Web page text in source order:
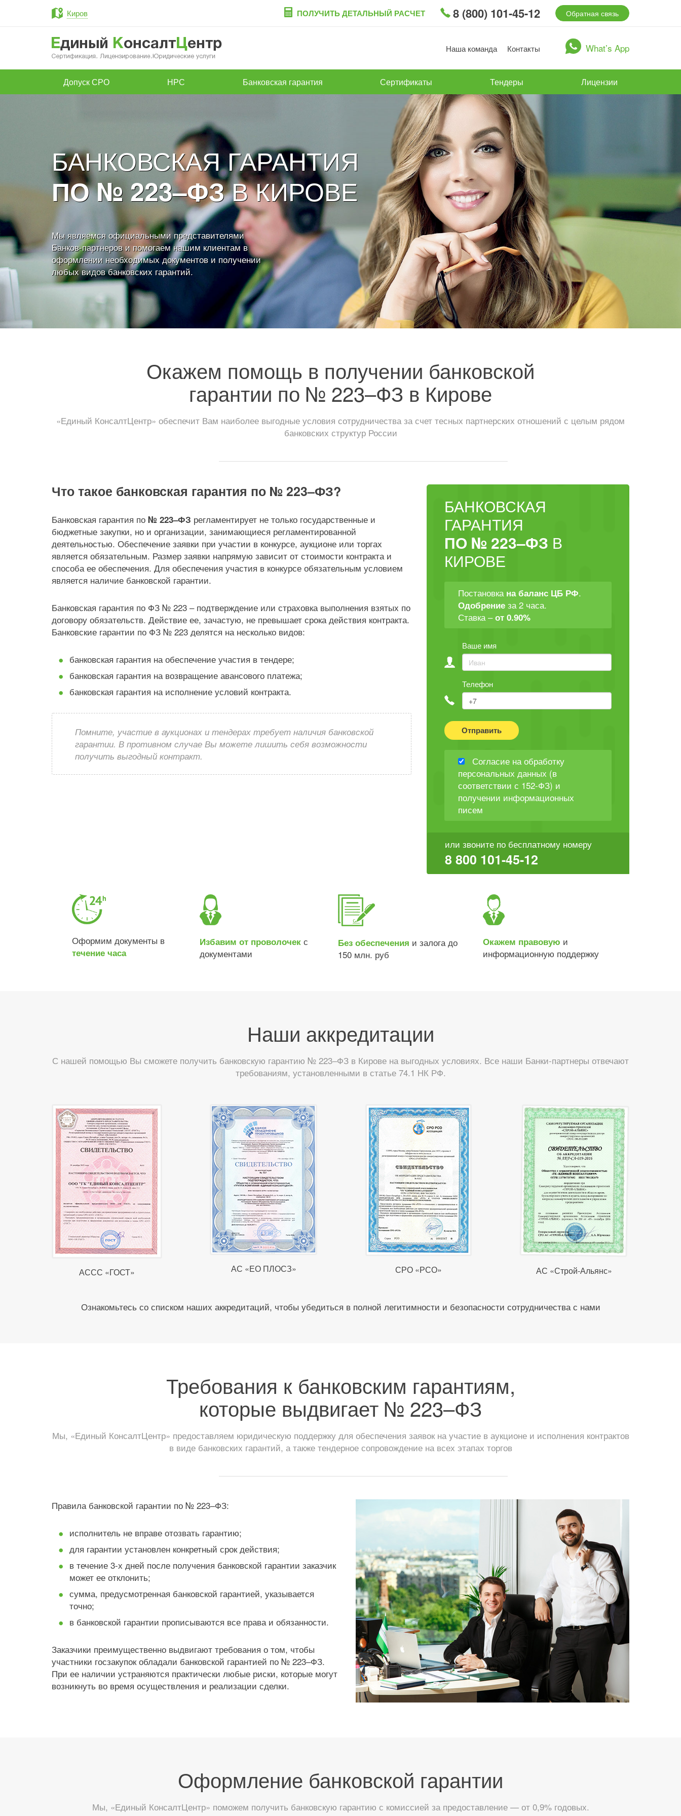
Киров ПОЛУЧИТЬ ДЕТАЛЬНЫЙ РАСЧЕТ 8 (800) 101-45-12 Обратная связь
Наша команда Контакты What’s App
Допуск СРО НРС Банковская гарантия Сертификаты Тендеры Лицензии
БАНКОВСКАЯ ГАРАНТИЯ
ПО № 223–ФЗВ КИРОВЕ
Мы являемся официальными представителями
Банков-партнеров и помогаем нашим клиентам в
оформлении необходимых документов и получении
любых видов банковских гарантий.
Окажем помощь в получении банковской
гарантии по № 223–ФЗ в Кирове
«Единый КонсалтЦентр» обеспечит Вам наиболее выгодные условия сотрудничества за счет тесных партнерских отношений с целым рядом
банковских структур России
Что такое банковская гарантия по № 223–ФЗ?
Банковская гарантия по № 223–ФЗ регламентирует не только государственные и
бюджетные закупки, но и организации, занимающиеся регламентированной
деятельностью. Обеспечение заявки при участии в конкурсе, аукционе или торгах
является обязательным. Размер заявки напрямую зависит от стоимости контракта и
способа ее обеспечения. Для обеспечения участия в конкурсе обязательным условием
является наличие банковской гарантии.
Банковская гарантия по ФЗ № 223 – подтверждение или страховка выполнения взятых по
договору обязательств. Действие ее, зачастую, не превышает срока действия контракта.
Банковские гарантии по ФЗ № 223 делятся на несколько видов:
банковская гарантия на обеспечение участия в тендере;
банковская гарантия на возвращение авансового платежа;
банковская гарантия на исполнение условий контракта.
Помните, участие в аукционах и тендерах требует наличия банковской
гарантии. В противном случае Вы можете лишить себя возможности
получить выгодный контракт.
БАНКОВСКАЯ
ГАРАНТИЯ
ПО № 223–ФЗ В
КИРОВЕ
Постановка на баланс ЦБ РФ.
Одобрение за 2 часа.
Ставка –от 0.90%
Ваше имя
Телефон
Отправить
Согласие на обработку
персональных данных (в
соответствии с 152-ФЗ) и
получении информационных
писем
или звоните по бесплатному номеру
8 800 101-45-12
Оформим документы в
течение часа
Избавим от проволочек с
документами
Без обеспечения и залога до
150 млн. руб
Окажем правовую и
информационную поддержку
Наши аккредитации
С нашей помощью Вы сможете получить банковскую гарантию № 223–ФЗ в Кирове на выгодных условиях. Все наши Банки-партнеры отвечают
требованиям, установленными в статье 74.1 НК РФ.
АССС «ГОСТ» АС «ЕО ПЛОСЗ» СРО «РСО» АС «Строй-Альянс»
Ознакомьтесь со списком наших аккредитаций, чтобы убедиться в полной легитимности и безопасности сотрудничества с нами
Требования к банковским гарантиям,
которые выдвигает № 223–ФЗ
Мы, «Единый КонсалтЦентр» предоставляем юридическую поддержку для обеспечения заявок на участие в аукционе и исполнения контрактов
в виде банковских гарантий, а также тендерное сопровождение на всех этапах торгов
Правила банковской гарантии по № 223–ФЗ:
исполнитель не вправе отозвать гарантию;
для гарантии установлен конкретный срок действия;
в течение 3-х дней после получения банковской гарантии заказчик
может ее отклонить;
сумма, предусмотренная банковской гарантией, указывается
точно;
в банковской гарантии прописываются все права и обязанности.
Заказчики преимущественно выдвигают требования о том, чтобы
участники госзакупок обладали банковской гарантией по № 223–ФЗ.
При ее наличии устраняются практически любые риски, которые могут
возникнуть во время осуществления и реализации сделки.
Оформление банковской гарантии
Мы, «Единый КонсалтЦентр» поможем получить банковскую гарантию с комиссией за предоставление — от 0,9% годовых.